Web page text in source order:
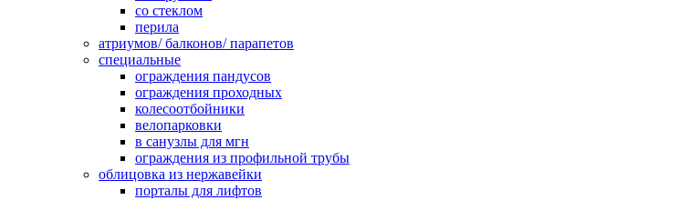
со стеклом
перила
атриумов/ балконов/ парапетов
специальные
ограждения пандусов
ограждения проходных
колесоотбойники
велопарковки
в санузлы для мгн
ограждения из профильной трубы
облицовка из нержавейки
порталы для лифтов